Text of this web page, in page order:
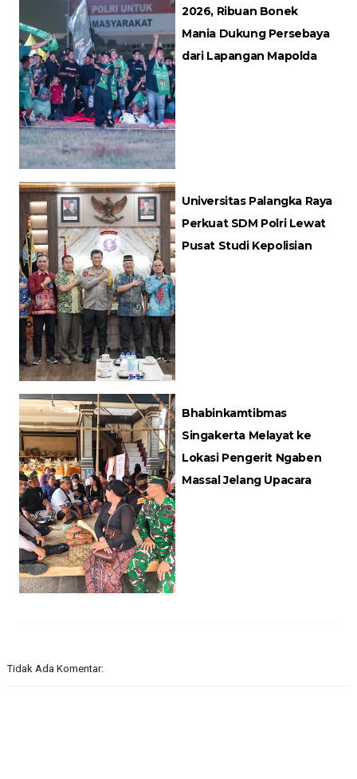
2026, Ribuan Bonek
Mania Dukung Persebaya
dari Lapangan Mapolda
Universitas Palangka Raya
Perkuat SDM Polri Lewat
Pusat Studi Kepolisian
Bhabinkamtibmas
Singakerta Melayat ke
Lokasi Pengerit Ngaben
Massal Jelang Upacara
Tidak Ada Komentar: